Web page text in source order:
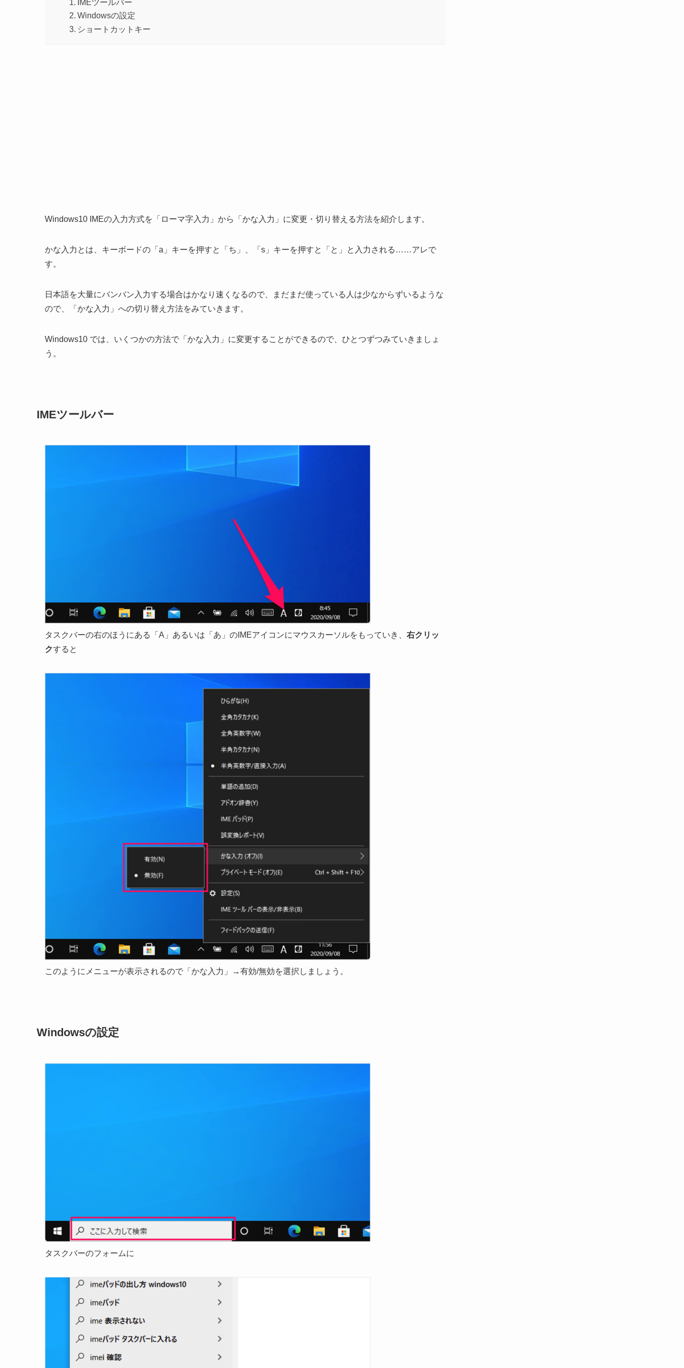
IMEツールバー
Windowsの設定
ショートカットキー
Windows10 IMEの入力方式を「ローマ字入力」から「かな入力」に変更・切り替える方法を紹介します。
かな入力とは、キーボードの「a」キーを押すと「ち」、「s」キーを押すと「と」と入力される……アレで
す。
日本語を大量にバンバン入力する場合はかなり速くなるので、まだまだ使っている人は少なからずいるような
ので、「かな入力」への切り替え方法をみていきます。
Windows10 では、いくつかの方法で「かな入力」に変更することができるので、ひとつずつみていきましょ
う。
IMEツールバー
タスクバーの右のほうにある「A」あるいは「あ」のIMEアイコンにマウスカーソルをもっていき、 右クリッ
クすると
このようにメニューが表示されるので「かな入力」→有効/無効を選択しましょう。
Windowsの設定
タスクバーのフォームに